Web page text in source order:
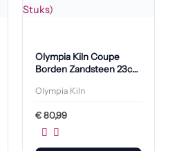
Olympia Kiln Coupe
Borden Zandsteen 23cm
Olympia Kiln
€80,99